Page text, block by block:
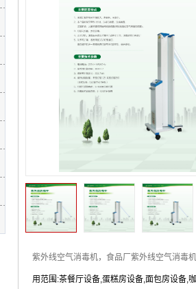
紫外线空气消毒机，食品厂紫外线空气消毒机
用范围:茶餐厅设备,蛋糕房设备,面包房设备,